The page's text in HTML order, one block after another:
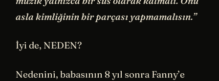
asla kimliğinin bir parçası yapmamalısın.”
İyi de, NEDEN?
Nedenini, babasının 8 yıl sonra Fanny’e